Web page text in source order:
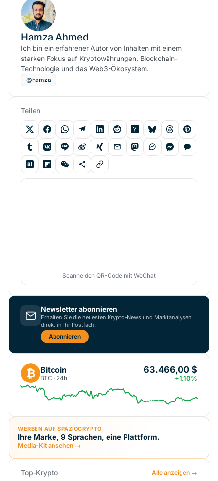
Hamza Ahmed
Ich bin ein erfahrener Autor von Inhalten mit einem
starken Fokus auf Kryptowährungen, Blockchain-
Technologie und das Web3-Ökosystem.
@hamza
Teilen
Scanne den QR-Code mit WeChat
Newsletter abonnieren
Erhalten Sie die neuesten Krypto-News und Marktanalysen
direkt in Ihr Postfach.
Abonnieren
₿ Bitcoin
BTC · 24h
63.466,00 $
+1.10%
WERBEN AUF SPAZIOCRYPTO
Ihre Marke, 9 Sprachen, eine Plattform.
Media-Kit ansehen →
Top-Krypto Alle anzeigen →